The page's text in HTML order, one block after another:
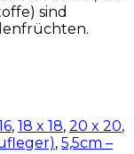
sind
, 18 x 18, 20 x 20,
, 5,5cm –